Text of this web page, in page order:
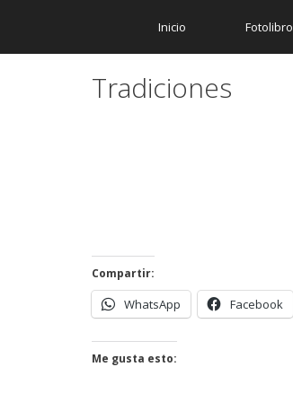
Inicio Fotolibro
Tradiciones
Compartir:
WhatsApp Facebook
Me gusta esto: